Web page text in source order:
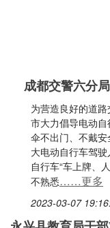
成都交警六分
为营造良好的道
市大力倡导电动
伞不出门、不戴
大电动自行车驾
自行车“车上牌、
不熟悉……更多
2023-03-07